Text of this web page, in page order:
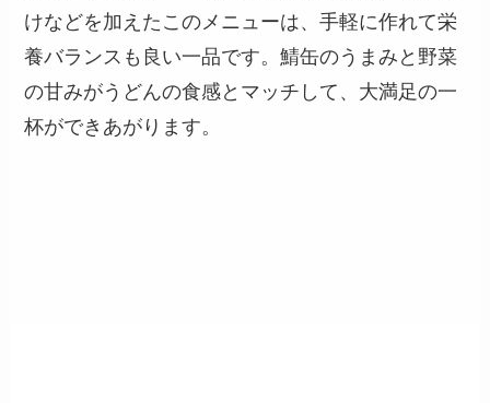
けなどを加えたこのメニューは、手軽に作れて栄
養バランスも良い一品です。鯖缶のうまみと野菜
の甘みがうどんの食感とマッチして、大満足の一
杯ができあがります。